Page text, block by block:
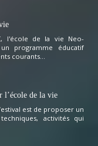
l'école de la vie Neo-
programme éducatif
courants...
l’école de la vie
est de proposer un
activités qui